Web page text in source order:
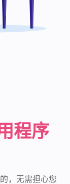
程序
，无需担心您